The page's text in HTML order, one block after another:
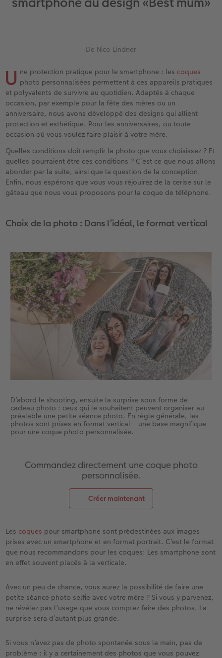
Étui personnalisé
LIVRE PHOTO CEWE Bébé
Couverture en cuir et en lin
Premières étapes
Possibilités de commande
Exemples
Témoignages clients
Coffeetable Book «Art Collection»
CEWE myPhotos
Tirages photo sur papier recyclé
Lot de photos
Autocollants photo
Tirages immédiats
Photo d’identité biométrique
Accessoires
CEWE myPhotos
Affiche carte personnalisée
hexxas
Photo sous plexi
Photo sur alu-dibond
Photo sur bois
Tableau photo Prestige
Photo sur carton mousse
Multi-déco
Conseils décoration murale
Accessoires
Autres occasions
Cartes photo
Cartes postales
Carte à l’unité
CEWE myPhotos
Jeux
Animaux de compagnie
Faber-Castell
Tirages créatifs
Boîte cadeau photo
Idées de cadeaux
Carte cadeau CEWE
CEWE myPhotos
Boîte à friandises personnalisée
Coques en silicone
Coques en cuir
Coques en bois
Coques avec cordon
Avec design
CEWE myPhotos
Calendriers muraux avec design
Calendrier mural A4 Panorama
Calendrier mural A3
Calendrier de bureau carré
CEWE myPhotos
Accessoires
pour l’anniversaire
Cadeaux pour le départ
Cadeaux photo pour Pâques
pour les jeunes mariés
pour l’EVJF
Mariage
Concours photos
Témoignages
Magazine CEWE
App
De Nico Lindner
U ne protection pratique pour le smartphone : les coques
photo personnalisées permettent à ces appareils pratiques
et polyvalents de survivre au quotidien. Adaptés à chaque
occasion, par exemple pour la fête des mères ou un
anniversaire, nous avons développé des designs qui allient
protection et esthétique. Pour les anniversaires, ou toute
occasion où vous voulez faire plaisir à votre mère.
Quelles conditions doit remplir la photo que vous choisissez ? Et
quelles pourraient être ces conditions ? C’est ce que nous allons
aborder par la suite, ainsi que la question de la conception.
Enfin, nous espérons que vous vous réjouirez de la cerise sur le
gâteau que nous vous proposons pour la coque de téléphone.
Choix de la photo : Dans l’idéal, le format vertical
D’abord le shooting, ensuite la surprise sous forme de
cadeau photo : ceux qui le souhaitent peuvent organiser au
préalable une petite séance photo. En règle générale, les
photos sont prises en format vertical – une base magnifique
pour une coque photo personnalisée.
Commandez directement une coque photo
personnalisée.
Créer maintenant
Les coques pour smartphone sont prédestinées aux images
prises avec un smartphone et en format portrait. C’est le format
que nous recommandons pour les coques: Les smartphone sont
en effet souvent placés à la verticale.
Avec un peu de chance, vous aurez la possibilité de faire une
petite séance photo selfie avec votre mère ? Si vous y parvenez,
ne révélez pas l’usage que vous comptez faire des photos. La
surprise sera d’autant plus grande.
Si vous n’avez pas de photo spontanée sous la main, pas de
problème : il y a certainement des photos que vous pouvez